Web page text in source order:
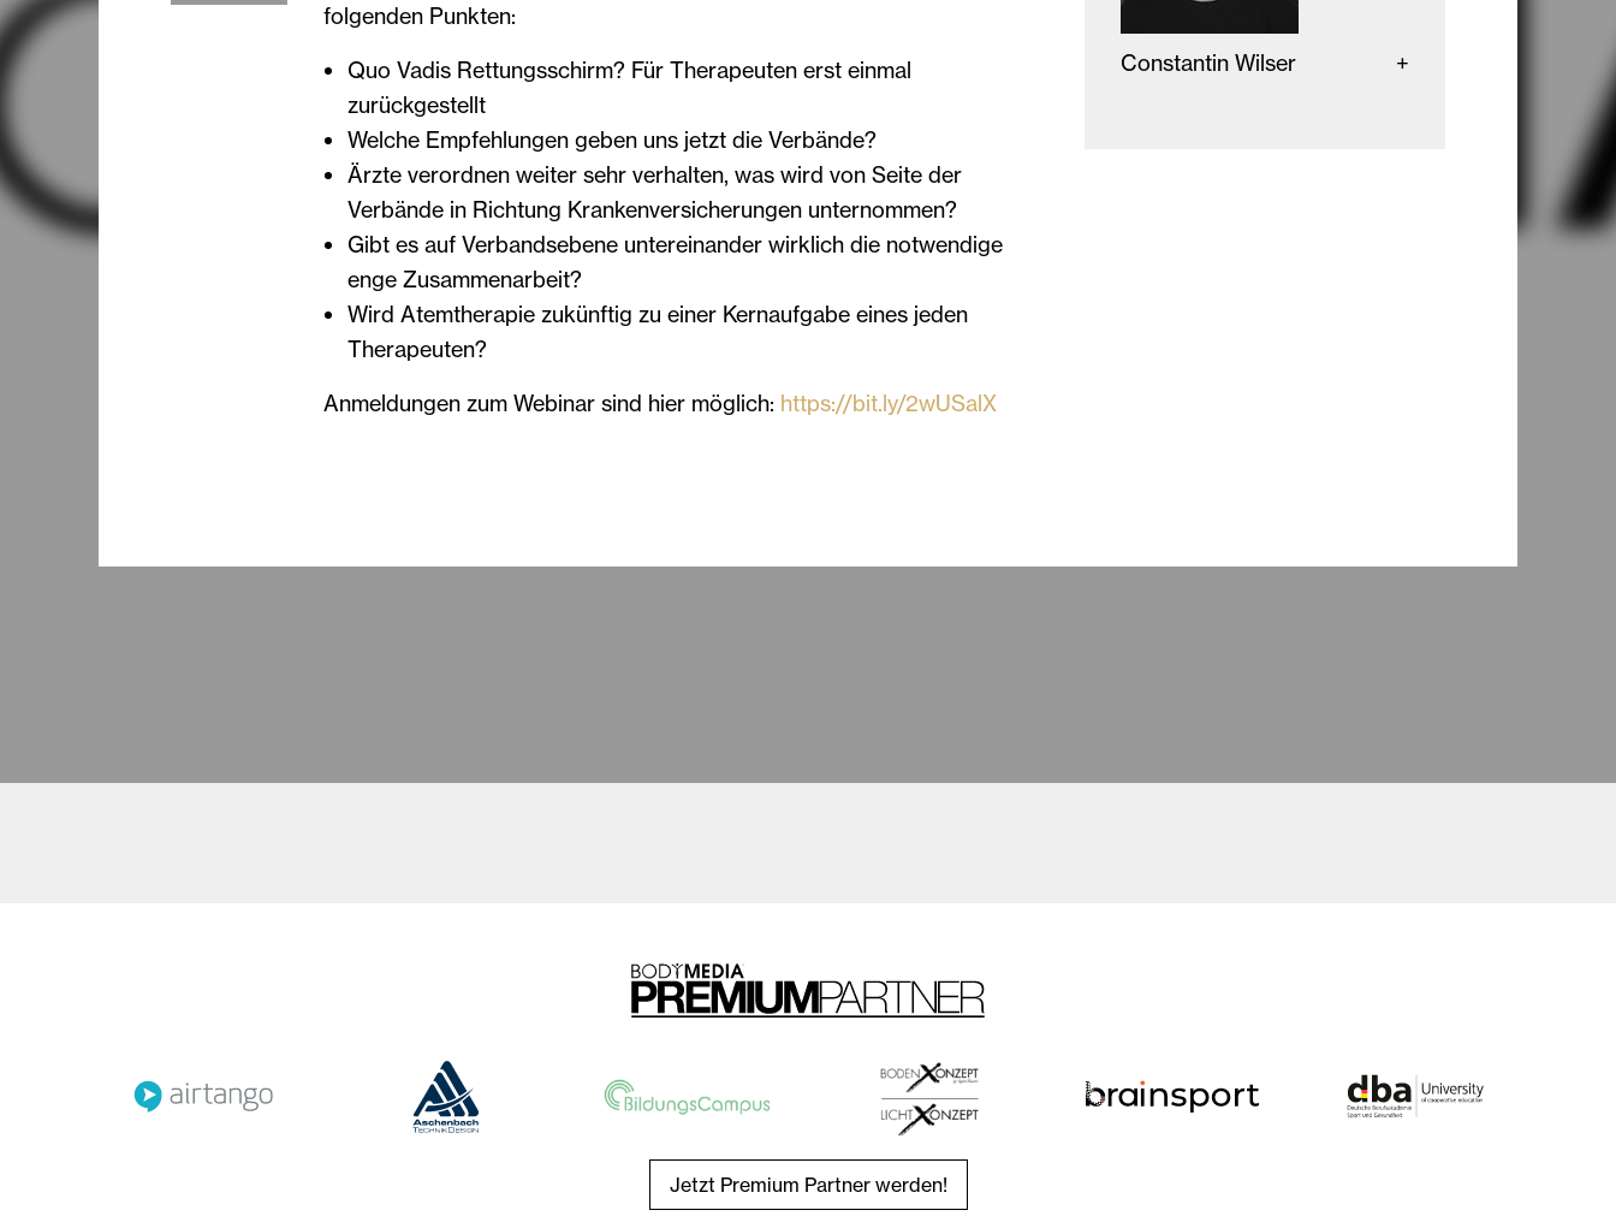
folgenden Punkten:
Quo Vadis Rettungsschirm? Für Therapeuten erst einmal
zurückgestellt
Welche Empfehlungen geben uns jetzt die Verbände?
Ärzte verordnen weiter sehr verhalten, was wird von Seite der
Verbände in Richtung Krankenversicherungen unternommen?
Gibt es auf Verbandsebene untereinander wirklich die notwendige
enge Zusammenarbeit?
Wird Atemtherapie zukünftig zu einer Kernaufgabe eines jeden
Therapeuten?
Anmeldungen zum Webinar sind hier möglich: https://bit.ly/2wUSalX
Constantin Wilser
Jetzt Premium Partner werden!